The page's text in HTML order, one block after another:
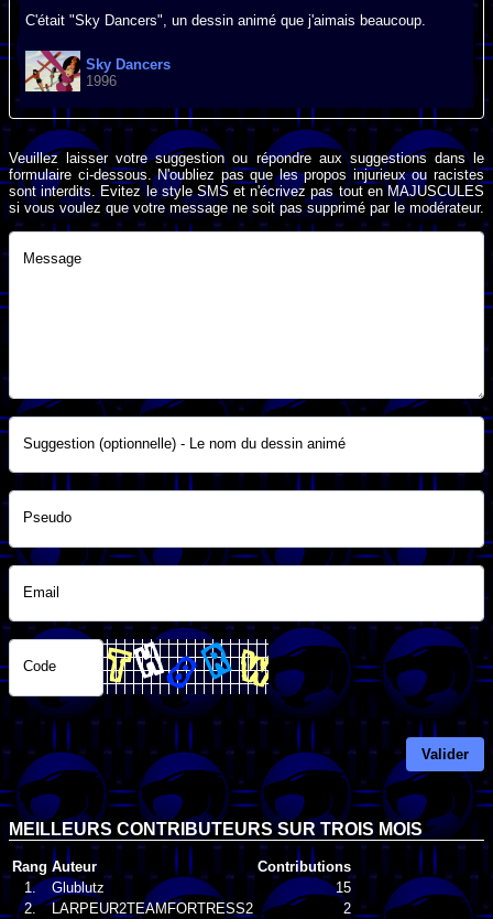
C'était "Sky Dancers", un dessin animé que j'aimais beaucoup.
Sky Dancers
1996
Veuillez laisser votre suggestion ou répondre aux suggestions dans le
formulaire ci-dessous. N'oubliez pas que les propos injurieux ou racistes
sont interdits. Evitez le style SMS et n'écrivez pas tout en MAJUSCULES
si vous voulez que votre message ne soit pas supprimé par le modérateur.
Message
Suggestion (optionnelle) - Le nom du dessin animé
Pseudo
Email
Code
Valider
MEILLEURS CONTRIBUTEURS SUR TROIS MOIS
Rang Auteur
Contributions
1.
Glublutz
15
2.
LARPEUR2TEAMFORTRESS2
2